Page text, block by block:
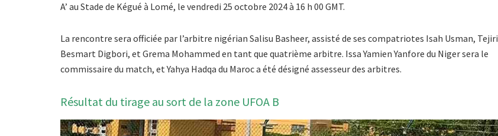
A’ au Stade de Kégué à Lomé, le vendredi 25 octobre 2024 à 16 h 00 GMT.
La rencontre sera officiée par l’arbitre nigérian Salisu Basheer, assisté de ses compatriotes Isah Usman, Tejiri
Besmart Digbori, et Grema Mohammed en tant que quatrième arbitre. Issa Yamien Yanfore du Niger sera le
commissaire du match, et Yahya Hadqa du Maroc a été désigné assesseur des arbitres.
Résultat du tirage au sort de la zone UFOA B